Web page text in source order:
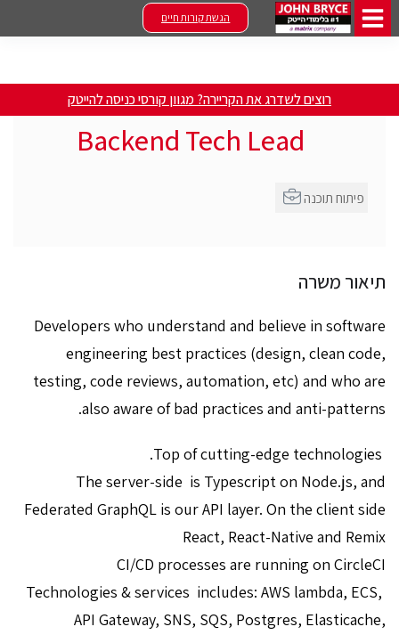
הגשת קורות חיים
רוצים לשדרג את הקריירה? מגוון קורסי כניסה להייטק
Backend Tech Lead
תיאור משרה
Developers who understand and believe in software
engineering best practices (design, clean code,
testing, code reviews, automation, etc) and who are
also aware of bad practices and anti-patterns.
The server-side is Typescript on Node.js, and
Federated GraphQL is our API layer. On the client side
React, React-Native and Remix
CI/CD processes are running on CircleCI
Technologies & services includes: AWS lambda, ECS,
API Gateway, SNS, SQS, Postgres, Elasticache,